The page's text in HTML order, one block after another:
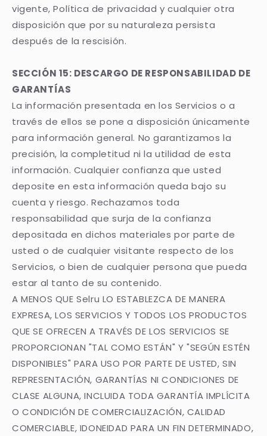
vigente, Política de privacidad y cualquier otra
disposición que por su naturaleza persista
después de la rescisión.
SECCIÓN 15: DESCARGO DE RESPONSABILIDAD DE
GARANTÍAS
La información presentada en los Servicios o a
través de ellos se pone a disposición únicamente
para información general. No garantizamos la
precisión, la completitud ni la utilidad de esta
información. Cualquier confianza que usted
deposite en esta información queda bajo su
cuenta y riesgo. Rechazamos toda
responsabilidad que surja de la confianza
depositada en dichos materiales por parte de
usted o de cualquier visitante respecto de los
Servicios, o bien de cualquier persona que pueda
estar al tanto de su contenido.
A MENOS QUE Selru LO ESTABLEZCA DE MANERA
EXPRESA, LOS SERVICIOS Y TODOS LOS PRODUCTOS
QUE SE OFRECEN A TRAVÉS DE LOS SERVICIOS SE
PROPORCIONAN "TAL COMO ESTÁN" Y "SEGÚN ESTÉN
DISPONIBLES" PARA USO POR PARTE DE USTED, SIN
REPRESENTACIÓN, GARANTÍAS NI CONDICIONES DE
CLASE ALGUNA, INCLUIDA TODA GARANTÍA IMPLÍCITA
O CONDICIÓN DE COMERCIALIZACIÓN, CALIDAD
COMERCIABLE, IDONEIDAD PARA UN FIN DETERMINADO,